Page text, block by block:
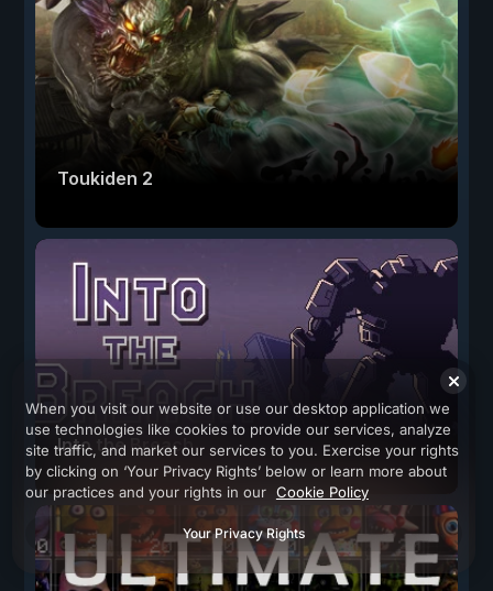
Toukiden 2
Into the Breach
When you visit our website or use our desktop application we
use technologies like cookies to provide our services, analyze
site traffic, and market our services to you. Exercise your rights
by clicking on ‘Your Privacy Rights’ below or learn more about
our practices and your rights in our Cookie Policy
Your Privacy Rights